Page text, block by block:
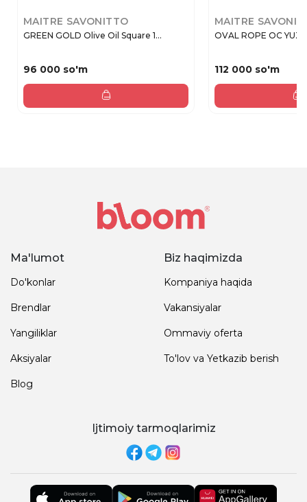
MAITRE SAVONITTO
GREEN GOLD Olive Oil Square 1...
96 000 so'm
MAITRE
OVAL ROPE OC
112 000 so'm
Ma'lumot
Do'konlar
Brendlar
Yangiliklar
Aksiyalar
Blog
Biz haqimizda
Kompaniya haqida
Vakansiyalar
Ommaviy oferta
To'lov va Yetkazib berish
Ijtimoiy tarmoqlarimiz